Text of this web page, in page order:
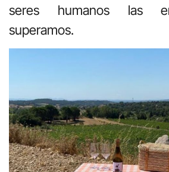
seres humanos las
superamos.